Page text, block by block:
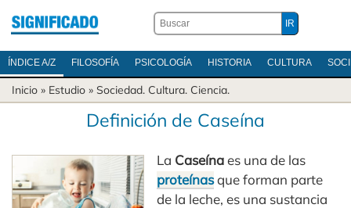
ÍNDICE A/Z FILOSOFÍA PSICOLOGÍA HISTORIA CULTURA
Inicio » Estudio » Sociedad. Cultura. Ciencia.
Definición de Caseína
La Caseínaes una de las
proteínasque forman parte
de la leche, es una sustancia